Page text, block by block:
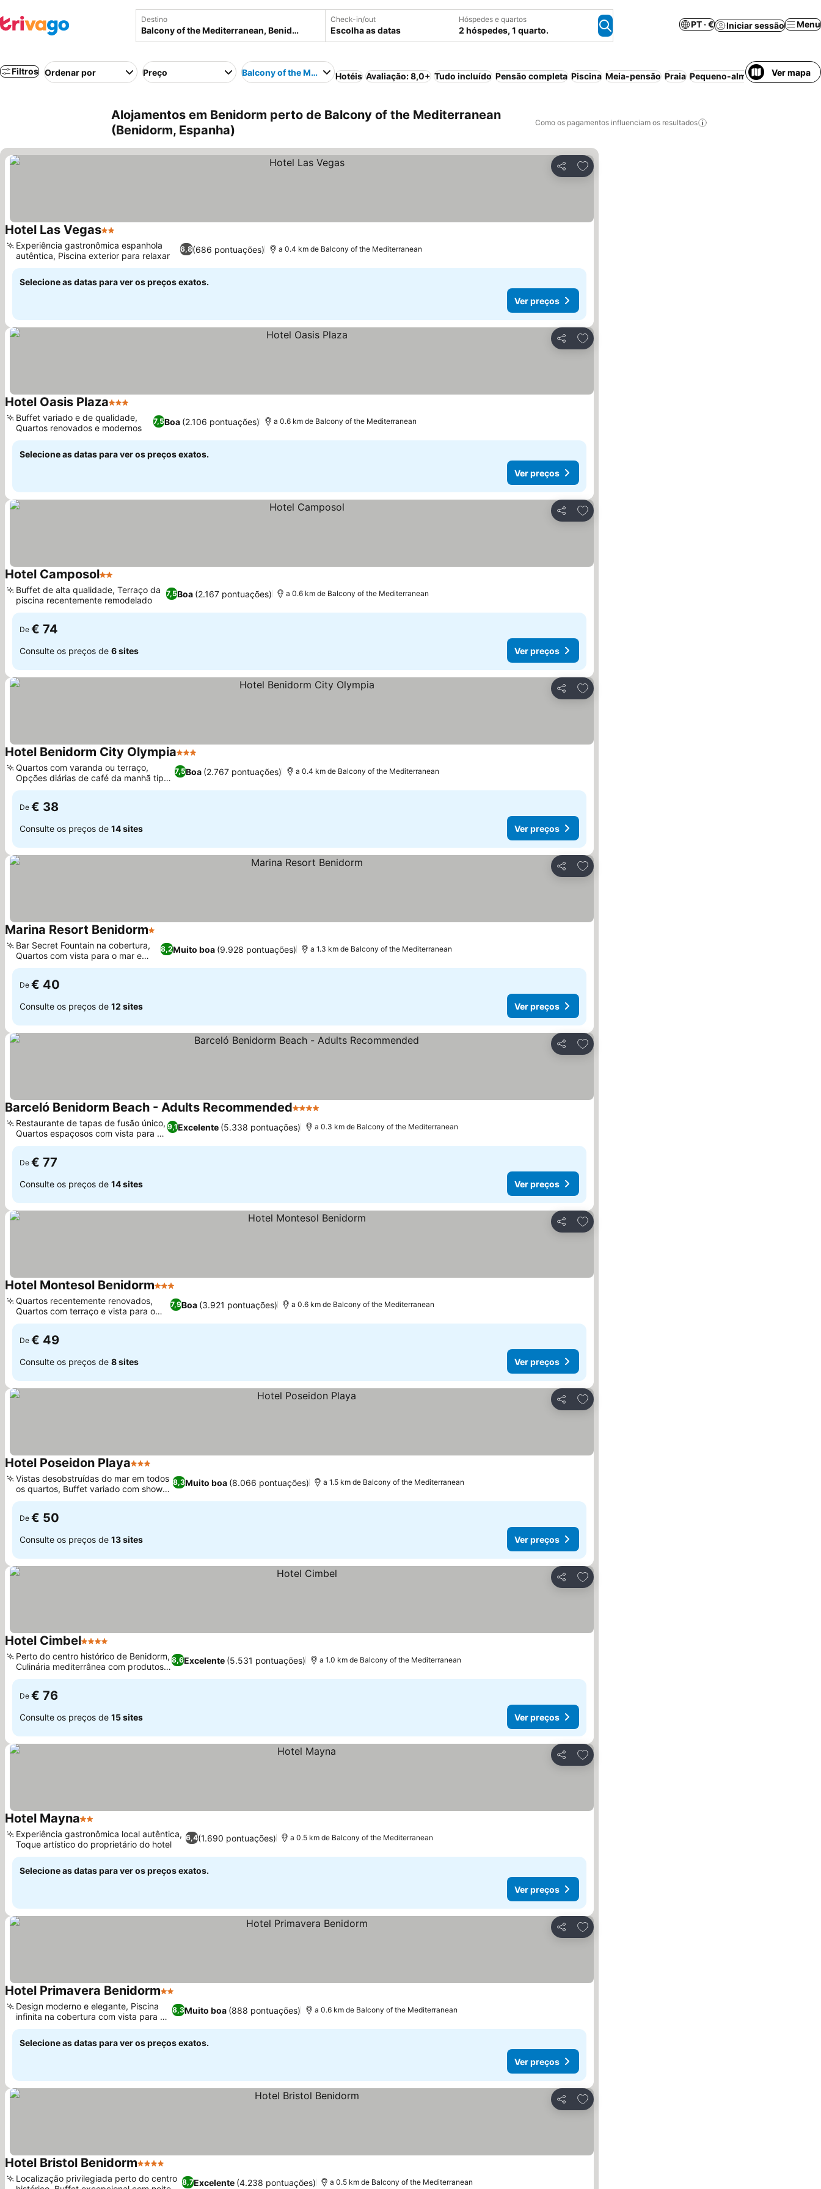
Destino Check-in/out
Escolha as datas
Hóspedes e quartos
2 hóspedes, 1 quarto.
PT · € Iniciar sessão Menu
Filtros Ordenar por Preço Balcony of the Mediterranean
Hotéis Avaliação: 8,0+ Tudo incluído Pensão completa Piscina Meia-pensão Praia Pequeno-almoço incluído
Ver mapa
Alojamentos em Benidorm perto de Balcony of the Mediterranean
(Benidorm, Espanha)
Como os pagamentos influenciam os resultados
Partilhar
Adicionar aos favoritos
Hotel Las Vegas2 Estrelas
6,8(686 pontuações)
Experiência gastronômica espanhola
autêntica, Piscina exterior para relaxar
a 0.4 km de Balcony of the Mediterranean
Selecione as datas para ver os preços exatos.
Ver preços
Partilhar
Adicionar aos favoritos
Hotel Oasis Plaza3 Estrelas
7,5Boa (2.106 pontuações)
Buffet variado e de qualidade,
Quartos renovados e modernos
a 0.6 km de Balcony of the Mediterranean
Selecione as datas para ver os preços exatos.
Ver preços
Partilhar
Adicionar aos favoritos
Hotel Camposol2 Estrelas
7,5Boa (2.167 pontuações)
Buffet de alta qualidade, Terraço da
piscina recentemente remodelado
a 0.6 km de Balcony of the Mediterranean
De € 74
Consulte os preços de 6 sites Ver preços
Partilhar
Adicionar aos favoritos
Hotel Benidorm City Olympia3 Estrelas
7,5Boa (2.767 pontuações)
Quartos com varanda ou terraço,
Opções diárias de café da manhã tipo
bufê
a 0.4 km de Balcony of the Mediterranean
De € 38
Consulte os preços de 14 sites Ver preços
Partilhar
Adicionar aos favoritos
Marina Resort Benidorm1 Estrelas
8,2Muito boa (9.928 pontuações)
Bar Secret Fountain na cobertura,
Quartos com vista para o mar e
jacuzzis
a 1.3 km de Balcony of the Mediterranean
De € 40
Consulte os preços de 12 sites Ver preços
Partilhar
Adicionar aos favoritos
Barceló Benidorm Beach - Adults Recommended4 Estrelas
9,1Excelente (5.338 pontuações)
Restaurante de tapas de fusão único,
Quartos espaçosos com vista para o
mar
a 0.3 km de Balcony of the Mediterranean
De € 77
Consulte os preços de 14 sites Ver preços
Partilhar
Adicionar aos favoritos
Hotel Montesol Benidorm3 Estrelas
7,9Boa (3.921 pontuações)
Quartos recentemente renovados,
Quartos com terraço e vista para o
mar
a 0.6 km de Balcony of the Mediterranean
De € 49
Consulte os preços de 8 sites Ver preços
Partilhar
Adicionar aos favoritos
Hotel Poseidon Playa3 Estrelas
8,3Muito boa (8.066 pontuações)
Vistas desobstruídas do mar em todos
os quartos, Buffet variado com show
cooking
a 1.5 km de Balcony of the Mediterranean
De € 50
Consulte os preços de 13 sites Ver preços
Partilhar
Adicionar aos favoritos
Hotel Cimbel4 Estrelas
8,6Excelente (5.531 pontuações)
Perto do centro histórico de Benidorm,
Culinária mediterrânea com produtos
locais
a 1.0 km de Balcony of the Mediterranean
De € 76
Consulte os preços de 15 sites Ver preços
Partilhar
Adicionar aos favoritos
Hotel Mayna2 Estrelas
6,4(1.690 pontuações)
Experiência gastronômica local autêntica,
Toque artístico do proprietário do hotel
a 0.5 km de Balcony of the Mediterranean
Selecione as datas para ver os preços exatos.
Ver preços
Partilhar
Adicionar aos favoritos
Hotel Primavera Benidorm2 Estrelas
8,3Muito boa (888 pontuações)
Design moderno e elegante, Piscina
infinita na cobertura com vista para a
cidade
a 0.6 km de Balcony of the Mediterranean
Selecione as datas para ver os preços exatos.
Ver preços
Partilhar
Adicionar aos favoritos
Hotel Bristol Benidorm4 Estrelas
8,7Excelente (4.238 pontuações)
Localização privilegiada perto do centro
a 0.5 km de Balcony of the Mediterranean